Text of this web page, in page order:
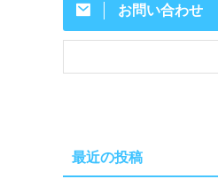
お問い合わせ
最近の投稿